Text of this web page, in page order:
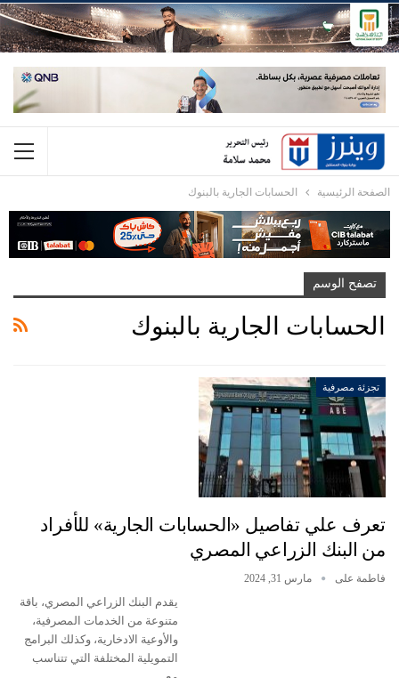
الصفحة الرئيسية الحسابات الجارية بالبنوك
تصفح الوسم
الحسابات الجارية بالبنوك
تجزئة مصرفية
تعرف علي تفاصيل «الحسابات الجارية» للأفراد
من البنك الزراعي المصري
فاطمة على مارس 31, 2024
يقدم البنك الزراعي المصري، باقة
متنوعة من الخدمات المصرفية،
والأوعية الادخارية، وكذلك البرامج
التمويلية المختلفة التي تتناسب